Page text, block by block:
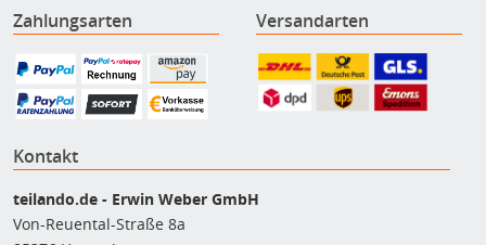
Zahlungsarten Versandarten
Kontakt
teilando.de - Erwin Weber GmbH
Von-Reuental-Straße 8a